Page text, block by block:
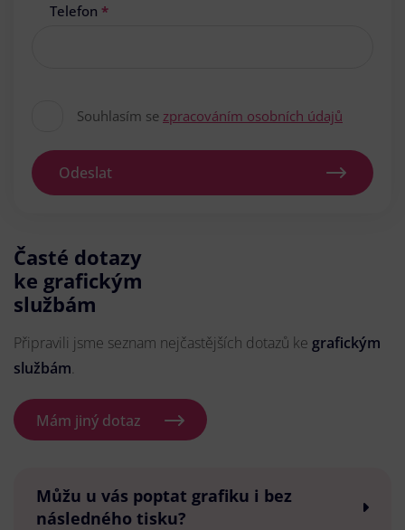
Telefon *
Souhlasím se zpracováním osobních údajů
Odeslat
Časté dotazy
ke grafickým
službám
Připravili jsme seznam nejčastějších dotazů ke grafickým
službám.
Mám jiný dotaz
Můžu u vás poptat grafiku i bez
následného tisku?